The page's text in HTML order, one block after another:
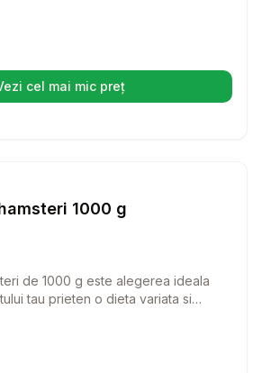
de calitate, aceste
cel mai mic preț
(se deschide într-o filă nouă)
1000 g
de 1000 g este alegerea ideala
tau prieten o dieta variata si
papilele gustative ale